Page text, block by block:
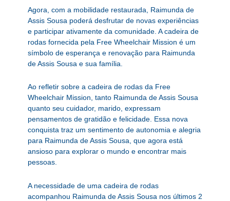
Agora, com a mobilidade restaurada, Raimunda de
Assis Sousa poderá desfrutar de novas experiências
e participar ativamente da comunidade. A cadeira de
rodas fornecida pela Free Wheelchair Mission é um
símbolo de esperança e renovação para Raimunda
de Assis Sousa e sua família.
Ao refletir sobre a cadeira de rodas da Free
Wheelchair Mission, tanto Raimunda de Assis Sousa
quanto seu cuidador, marido, expressam
pensamentos de gratidão e felicidade. Essa nova
conquista traz um sentimento de autonomia e alegria
para Raimunda de Assis Sousa, que agora está
ansioso para explorar o mundo e encontrar mais
pessoas.
A necessidade de uma cadeira de rodas
acompanhou Raimunda de Assis Sousa nos últimos 2